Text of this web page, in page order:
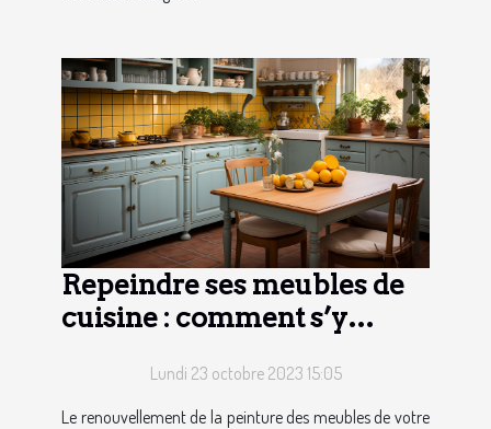
Repeindre ses meubles de
cuisine : comment s’y
Lundi 23 octobre 2023 15:05
Le renouvellement de la peinture des meubles de votre